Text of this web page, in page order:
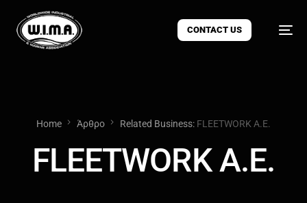
CONTACT US
Home Άρθρο Related Business: FLEETWORK A.E.
FLEETWORK A.E.